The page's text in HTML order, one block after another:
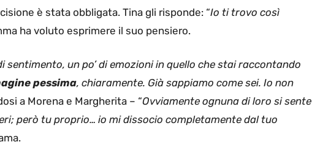
è stata obbligata. Tina gli risponde: “Io ti trovo così
ha voluto esprimere il suo pensiero.
sentimento, un po’ di emozioni in quello che stai raccontando
pessima, chiaramente. Già sappiamo come sei. Io non
a Morena e Margherita – “Ovviamente ognuna di loro si sente
però tu proprio… io mi dissocio completamente dal tuo